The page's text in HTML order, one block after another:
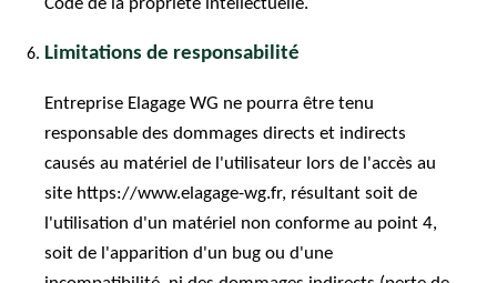
Code de la propriété intellectuelle.
Limitations de responsabilité
Entreprise Elagage WG ne pourra être tenu
responsable des dommages directs et indirects
causés au matériel de l'utilisateur lors de l'accès au
site https://www.elagage-wg.fr, résultant soit de
l'utilisation d'un matériel non conforme au point 4,
soit de l'apparition d'un bug ou d'une